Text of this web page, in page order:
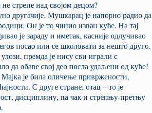
стрепе над својом децом?
другачије. Мушкарац је напорно радио да
Он је то чинио изван куће. На тај
је зараду и иметак, касније одлучивао
посао или се школовати за нешто друго.
премда је нису сви играли с
да обаве свој део посла удаљени од куће!
је била оличење привржености,
С друге стране, отац – то је
дисциплину, па чак и стрепњу-претњу